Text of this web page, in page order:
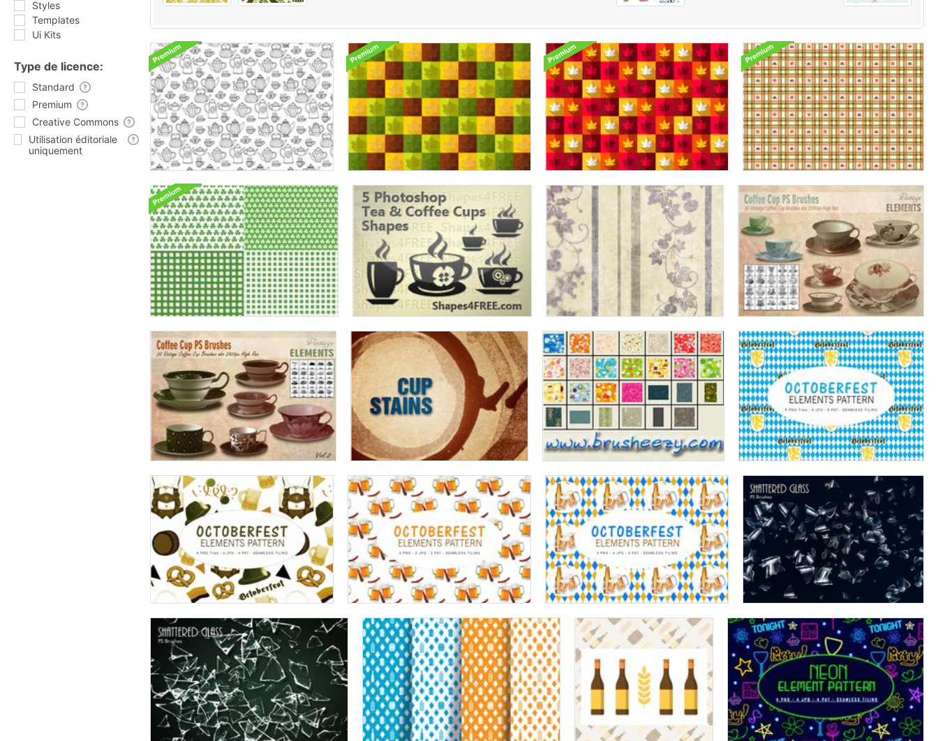
Styles
Templates
Ui Kits
Type de licence:
Standard
Premium
Creative Commons
Utilisation éditoriale
uniquement